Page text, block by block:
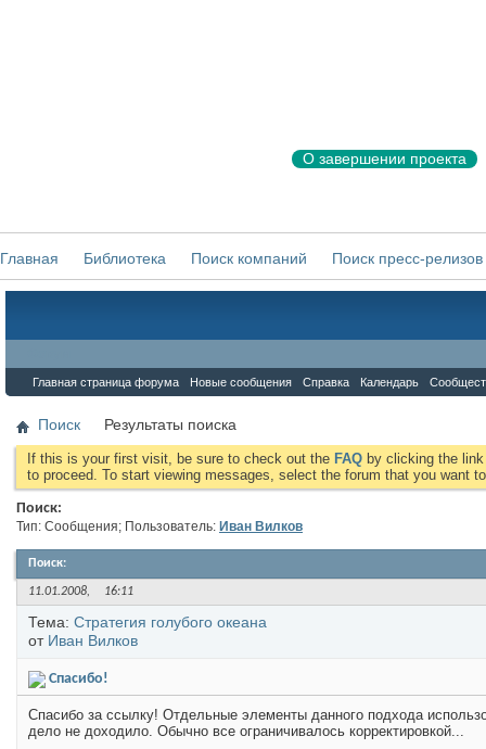
О завершении проекта
Главная Библиотека Поиск компаний Поиск пресс-релизов
Главная страница форума Новые сообщения Справка Календарь
Поиск Результаты поиска
If this is your first visit, be sure to check out the FAQ by clicking the
to proceed. To start viewing messages, select the forum that you want
Поиск:
Тип: Сообщения; Пользователь: Иван Вилков
Поиск:
11.01.2008, 16:11
Тема: Стратегия голубого океана
от Иван Вилков
Спасибо!
Спасибо за ссылку! Отдельные элементы данного подхода
дело не доходило. Обычно все ограничивалось корректировкой...